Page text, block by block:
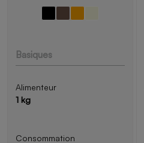
Basiques
Alimenteur
1 kg
Consommation